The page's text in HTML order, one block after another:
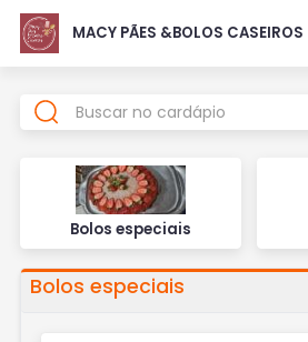
MACY PÃES &BOLOS CASEIROS
Bolos especiais
Bolos especiais